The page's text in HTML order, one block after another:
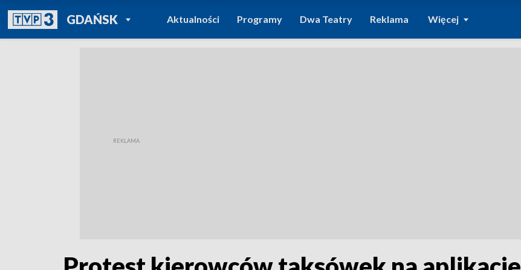
GDAŃSKPOWRÓT DO
TVP REGIONY
Aktualności Programy Dwa Teatry Reklama Więcej